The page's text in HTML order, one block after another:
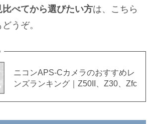
比べてから選びたい方は、こちら
うぞ。
ニコンAPS-Cカメラのおすすめレ
ンズランキング｜Z50II、Z30、Zfc